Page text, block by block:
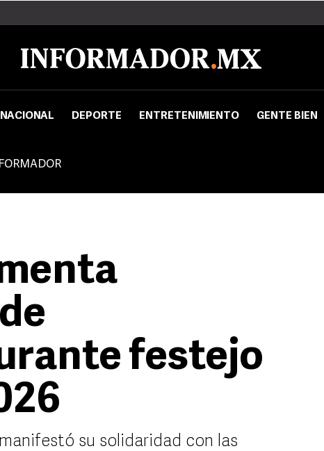
DEPORTE ENTRETENIMIENTO GENTE BIEN
festejo
su solidaridad con las